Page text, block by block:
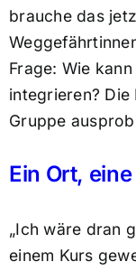
brauche das
Frage: Wie
integrieren?
Gruppe
Ein Ort,
„Ich wäre dran
einem Kurs